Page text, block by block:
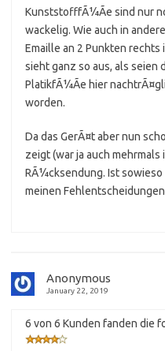
KunststofffÃ¼Ãe sind nur
wackelig. Wie auch in
Emaille an 2 Punkten rechts
sieht ganz so aus, als seien
PlatikfÃ¼Ãe hier
worden.
Da das GerÃ¤t aber nun
zeigt (war ja auch
RÃ¼cksendung. Ist sowieso
meinen
Anonymous
January 22, 2019
6 von 6 Kunden fanden die